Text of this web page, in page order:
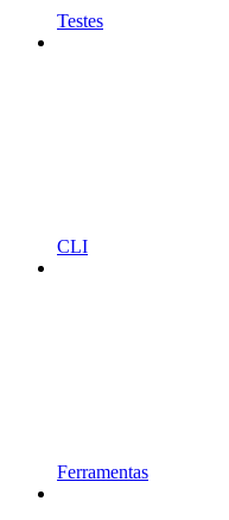
Testes
CLI
Ferramentas